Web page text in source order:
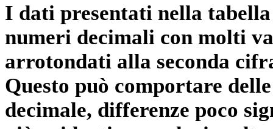
I dati presentati nella
numeri decimali con molti
arrotondati alla seconda
Questo può comportare
decimale, differenze poco